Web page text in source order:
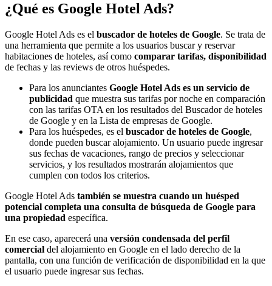
¿Qué es Google Hotel Ads?
Google Hotel Ads es el buscador de hoteles de Google. Se trata de
una herramienta que permite a los usuarios buscar y reservar
habitaciones de hoteles, así como comparar tarifas, disponibilidad
de fechas y las reviews de otros huéspedes.
Para los anunciantes Google Hotel Ads es un servicio de
publicidad que muestra sus tarifas por noche en comparación
con las tarifas OTA en los resultados del Buscador de hoteles
de Google y en la Lista de empresas de Google.
Para los huéspedes, es el buscador de hoteles de Google,
donde pueden buscar alojamiento. Un usuario puede ingresar
sus fechas de vacaciones, rango de precios y seleccionar
servicios, y los resultados mostrarán alojamientos que
cumplen con todos los criterios.
Google Hotel Ads también se muestra cuando un huésped
potencial completa una consulta de búsqueda de Google para
una propiedad específica.
En ese caso, aparecerá una versión condensada del perfil
comercial del alojamiento en Google en el lado derecho de la
pantalla, con una función de verificación de disponibilidad en la que
el usuario puede ingresar sus fechas.